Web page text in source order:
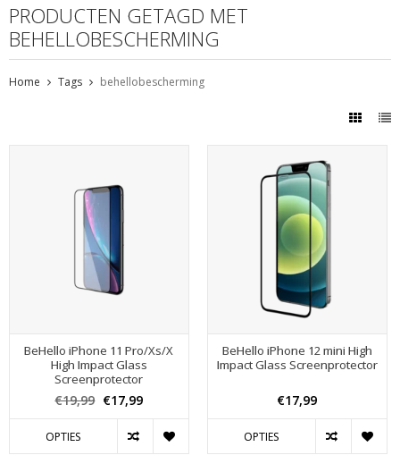
PRODUCTEN GETAGD MET
BEHELLOBESCHERMING
Home Tags behellobescherming
BeHello iPhone 11 Pro/Xs/X
High Impact Glass
Screenprotector
€19,99 €17,99
OPTIES
BeHello iPhone 12 mini High
Impact Glass Screenprotector
€17,99
OPTIES